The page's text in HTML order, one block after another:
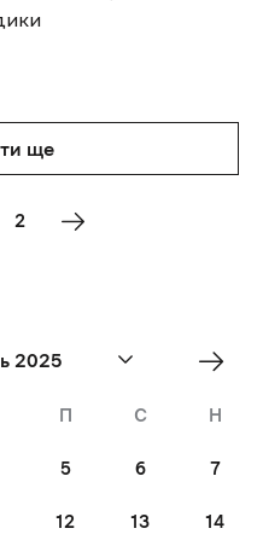
2025
П С Н
5 6 7
12 13 14
Oct
»
ще
2